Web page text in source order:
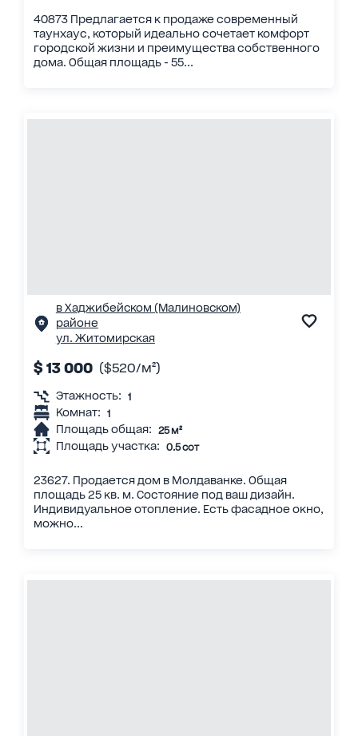
40873 Предлагается к продаже современный
таунхаус, который идеально сочетает комфорт
городской жизни и преимущества собственного
дома. Общая площадь - 55...
в Хаджибейском (Малиновском)
районе
ул. Житомирская
$ 13 000 ($520/м²)
Этажность: 1
Комнат: 1
Площадь общая: 25 м²
Площадь участка: 0.5 сот
23627. Продается дом в Молдаванке. Общая
площадь 25 кв. м. Состояние под ваш дизайн.
Индивидуальное отопление. Есть фасадное окно,
можно...